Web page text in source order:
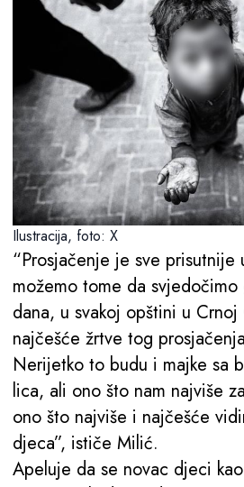
Ilustracija, foto: X
“Prosjačenje je sve
možemo tome da svjedočimo
dana, u svakoj opštini u
najčešće žrtve tog
Nerijetko to budu i majke sa
lica, ali ono što nam najviše
ono što najviše i najčešće
djeca”, ističe Milić.
Apeluje da se novac djeci